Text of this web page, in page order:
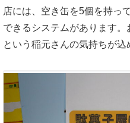
店には、空き缶を5個を持っ
できるシステムがあります
という稲元さんの気持ちが込